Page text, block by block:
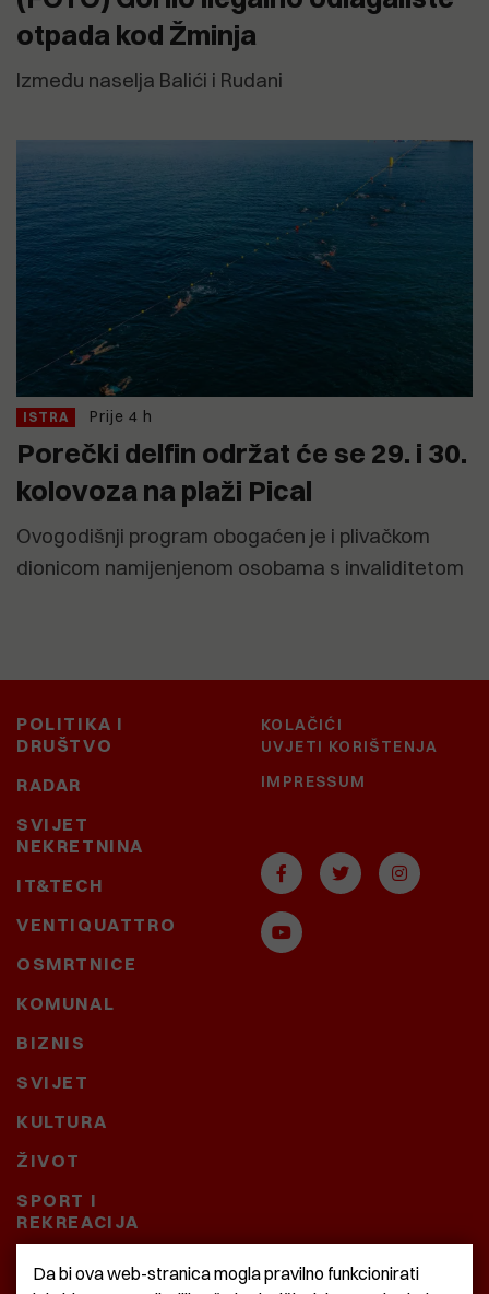
otpada kod Žminja
Između naselja Balići i Rudani
ISTRA Prije 4 h
Porečki delfin održat će se 29. i 30.
kolovoza na plaži Pical
Ovogodišnji program obogaćen je i plivačkom
dionicom namijenjenom osobama s invaliditetom
POLITIKA I
DRUŠTVO
RADAR
SVIJET
NEKRETNINA
IT&TECH
VENTIQUATTRO
OSMRTNICE
KOMUNAL
BIZNIS
SVIJET
KULTURA
ŽIVOT
SPORT I
REKREACIJA
KOLAČIĆI
UVJETI KORIŠTENJA
IMPRESSUM
Da bi ova web-stranica mogla pravilno funkcionirati